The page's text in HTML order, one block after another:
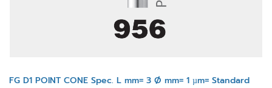
FG D1 POINT CONE Spec. L mm= 3 Ø mm= 1 µm= Standard